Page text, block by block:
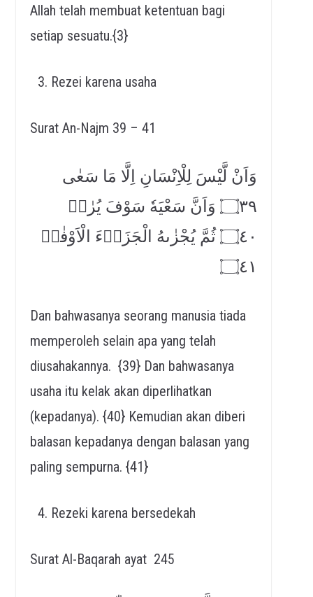
Allah telah membuat ketentuan bagi
setiap sesuatu.{3}
Rezei karena usaha
Surat An-Najm 39 – 41
وَاَنْ لَّيْسَ لِلْاِنْسَانِ اِلَّا مَا سَعٰى
۝٣٩ وَاَنَّ سَعْيَهٗ سَوْفَ يُرٰىۖ
۝٤٠ ثُمَّ يُجْزٰىهُ الْجَزَاۤءَ الْاَوْفٰىۙ
۝٤١
Dan bahwasanya seorang manusia tiada
memperoleh selain apa yang telah
diusahakannya. {39} Dan bahwasanya
usaha itu kelak akan diperlihatkan
(kepadanya). {40} Kemudian akan diberi
balasan kepadanya dengan balasan yang
paling sempurna. {41}
Rezeki karena bersedekah
Surat Al-Baqarah ayat 245